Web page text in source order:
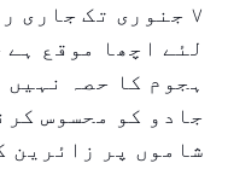
۷ جنوری تک جاری
لئے اچھا موقع
ہجوم کا حصہ
جادو کو محسوس
شاموں پر زائرین